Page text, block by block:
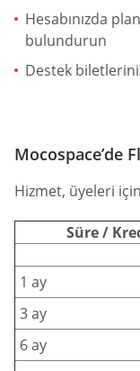
Hesabınızda
bulundurun
Destek
Mocospace’de
Hizmet, üyeleri
Süre /
1 ay
3 ay
6 ay